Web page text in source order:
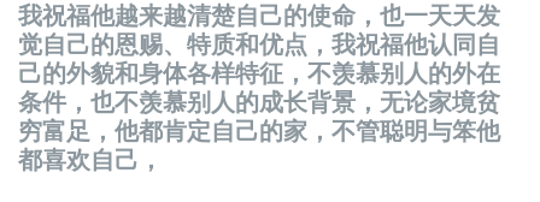
我祝福他越来越清楚自己的使命，也一天天发
觉自己的恩赐、特质和优点，我祝福他认 同自
己的外貌和身体各样特征，不羡慕别人的外在
条件，也不羡慕别人的成长背景，无论家境贫
穷富足，他都肯定自己的家，不管聪明与笨他
都喜欢自己，